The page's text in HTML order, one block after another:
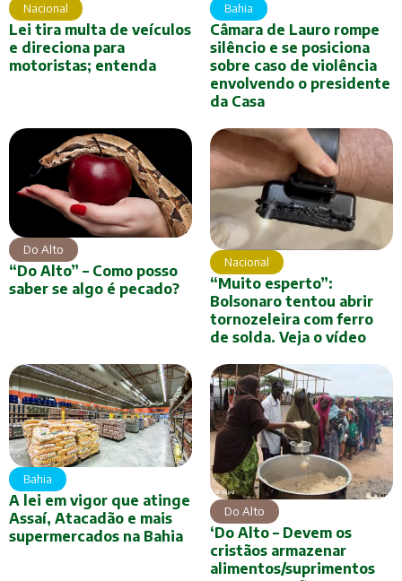
Nacional
Lei tira multa de veículos
e direciona para
motoristas; entenda
Bahia
Câmara de Lauro rompe
silêncio e se posiciona
sobre caso de violência
envolvendo o presidente
da Casa
Do Alto
“Do Alto” – Como posso
saber se algo é pecado?
Nacional
“Muito esperto”:
Bolsonaro tentou abrir
tornozeleira com ferro
de solda. Veja o vídeo
Bahia
A lei em vigor que atinge
Assaí, Atacadão e mais
supermercados na Bahia
Do Alto
‘Do Alto – Devem os
cristãos armazenar
alimentos/suprimentos